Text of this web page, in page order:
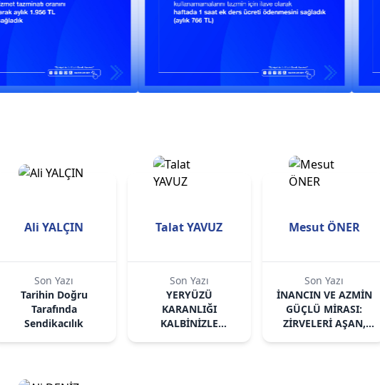
Ali YALÇIN
Son Yazı
Tarihin Doğru
Tarafında
Sendikacılık
Talat YAVUZ
Son Yazı
YERYÜZÜ
KARANLIĞI
KALBİNİZLE
Mesut ÖNER
Son Yazı
İNANCIN VE AZMİN
GÜÇLÜ MİRASI:
ZİRVELERİ AŞAN,